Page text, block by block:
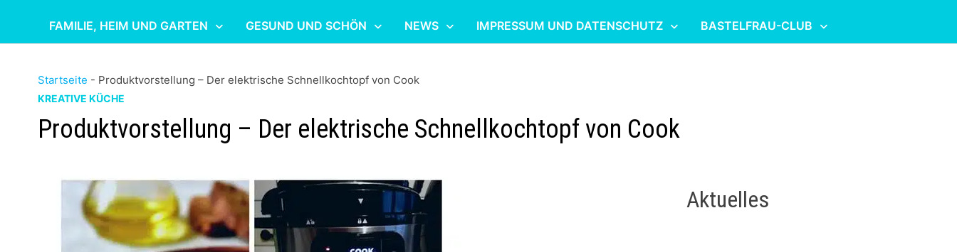
FAMILIE, HEIM UND GARTEN GESUND UND SCHÖN NEWS IMPRESSUM UND DATENSCHUTZ BASTELFRAU-CLUB
Startseite - Produktvorstellung – Der elektrische Schnellkochtopf von Cook
KREATIVE KÜCHE
Produktvorstellung – Der elektrische Schnellkochtopf von Cook
Aktuelles